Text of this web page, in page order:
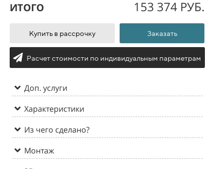
ИТОГО 153 374 РУБ.
Купить в рассрочку Заказать
Расчет стоимости по индивидуальным параметрам
Доп. услуги
Характеристики
Из чего сделано?
Монтаж